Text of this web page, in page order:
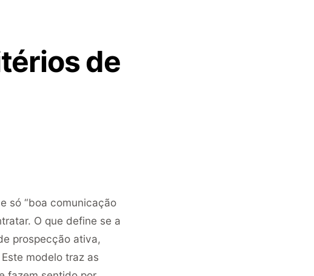
de
só “boa comunicação
O que define se a
prospecção ativa,
modelo traz as